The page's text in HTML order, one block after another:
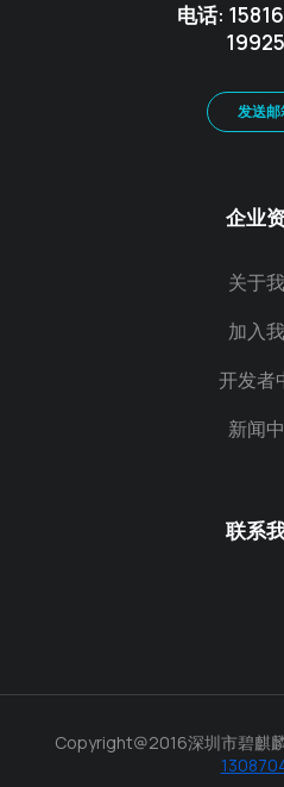
电话:
发送邮
企业
关于
加入
开发者
新闻
联系
Copyright@2016深圳市碧麒